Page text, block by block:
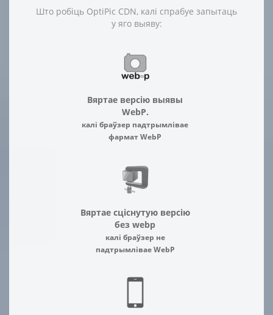
Што робіць OptiPic CDN, калі спрабуе запытаць
у яго выяву:
Вяртае версію выявы
WebP.
калі браўзер падтрымлівае
фармат WebP
Вяртае сціснутую версію
без webp
калі браўзер не
падтрымлівае WebP